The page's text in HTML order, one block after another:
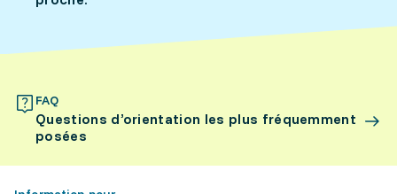
FAQ
Questions d’orientation les plus fréquemment
posées